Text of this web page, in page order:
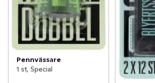
Pennvässare
1 st, Special